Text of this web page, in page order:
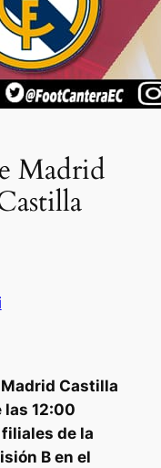
Madrid
Castilla
las 12:00
de la
B en el